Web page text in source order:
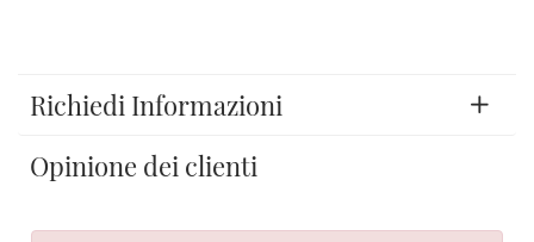
Richiedi Informazioni
Opinione dei clienti